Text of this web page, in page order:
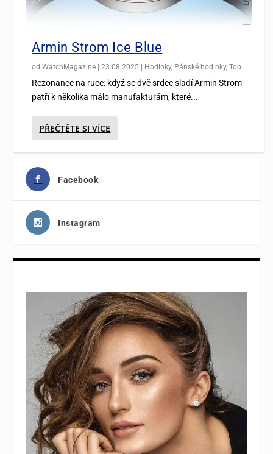
Armin Strom Ice Blue
odWatchMagazine |23.08.2025 | Hodinky, Pánské hodinky,Top
Rezonance na ruce: když se dvě srdce sladí Armin Strom
patří k několika málo manufakturám, které...
PŘEČTĚTE SI VÍCE
Facebook
Instagram